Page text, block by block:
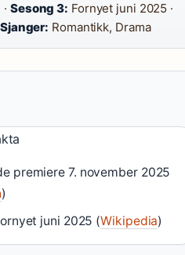
Sesong 3: Fornyet juni 2025 ·
Sjanger: Romantikk, Drama
premiere 7. november 2025
)
juni 2025 (Wikipedia)